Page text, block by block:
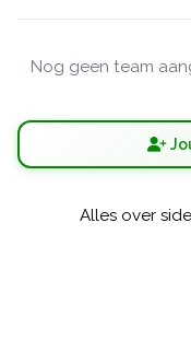
Nog geen team
Alles over